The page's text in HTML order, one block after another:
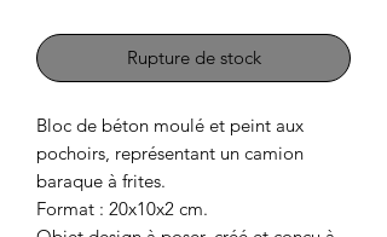
Rupture de stock
Bloc de béton moulé et peint aux
pochoirs, représentant un camion
baraque à frites.
Format : 20x10x2 cm.